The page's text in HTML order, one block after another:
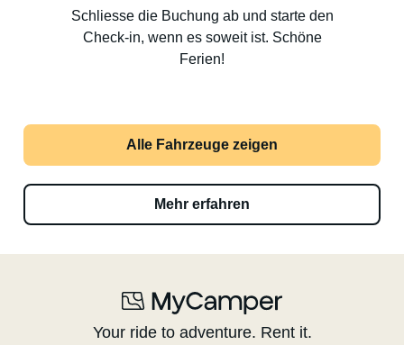
Schliesse die Buchung ab und starte den
Check-in, wenn es soweit ist. Schöne
Ferien!
Alle Fahrzeuge zeigen
Mehr erfahren
Your ride to adventure. Rent it.